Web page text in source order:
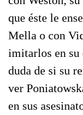
que éste le
Mella o con
imitarlos en su
duda de si su
ver
en sus